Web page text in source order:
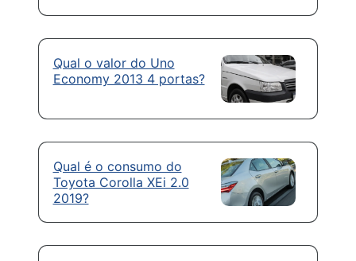
Qual o valor do Uno
Economy 2013 4 portas?
Qual é o consumo do
Toyota Corolla XEi 2.0
2019?